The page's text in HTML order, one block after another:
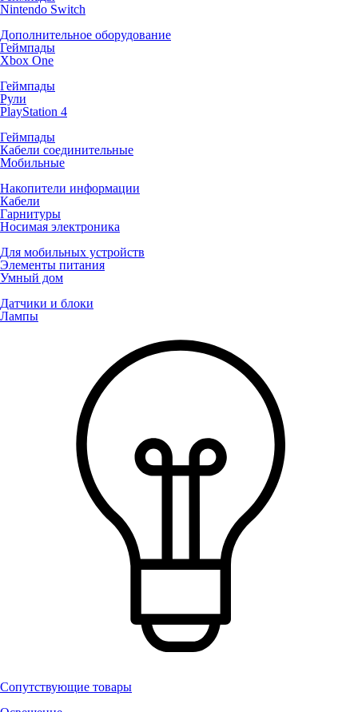
Nintendo Switch
Дополнительное оборудование
Геймпады
Xbox One
Геймпады
Рули
PlayStation 4
Геймпады
Кабели соединительные
Мобильные
Накопители информации
Кабели
Гарнитуры
Носимая электроника
Для мобильных устройств
Элементы питания
Умный дом
Датчики и блоки
Лампы
Сопутствующие товары